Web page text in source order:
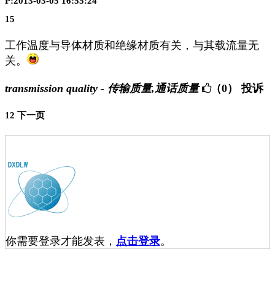
15
工作温度与导体材质和绝缘材质有关，与其载流量无
关。
transmission quality - 传输质量,通话质量 （0） 投诉
12 下一页
你需要登录才能发表， 点击登录。